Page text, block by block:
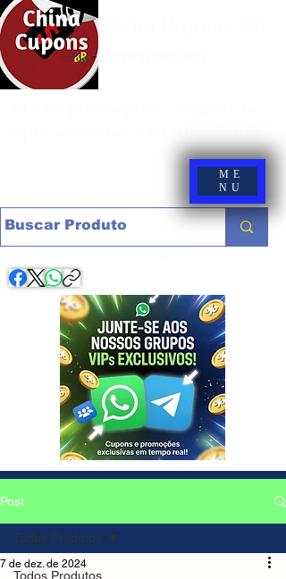
ME
NU
Post
Todos Produtos
Todos Produtos
7 de dez. de 2024